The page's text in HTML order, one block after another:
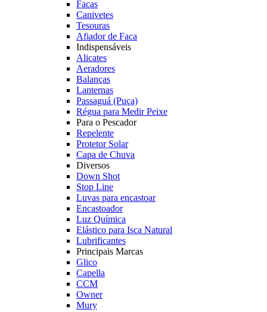
Facas
Canivetes
Tesouras
Afiador de Faca
Indispensáveis
Alicates
Aeradores
Balanças
Lanternas
Passaguá (Puça)
Régua para Medir Peixe
Para o Pescador
Repelente
Protetor Solar
Capa de Chuva
Diversos
Down Shot
Stop Line
Luvas para encastoar
Encastoador
Luz Química
Elástico para Isca Natural
Lubrificantes
Principais Marcas
Glico
Capella
CCM
Owner
Mury